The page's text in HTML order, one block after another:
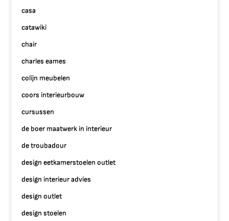
casa
catawiki
chair
charles eames
colijn meubelen
coors interieurbouw
cursussen
de boer maatwerk in interieur
de troubadour
design eetkamerstoelen outlet
design interieur advies
design outlet
design stoelen